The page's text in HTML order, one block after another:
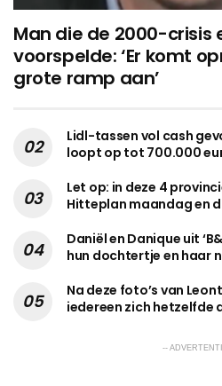
Man die de 2000-crisis
voorspelde: ‘Er komt
grote ramp aan’
Lidl-tassen vol cash
loopt op tot 700.000
Let op: in deze 4
Hitteplan maandag en
Daniël en Danique uit
hun dochtertje en haar
Na deze foto’s van
iedereen zich hetzelfde
--